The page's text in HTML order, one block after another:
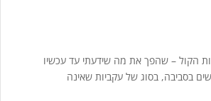
הקול – שהפך את מה שידעתי עד עכשיו
בסביבה, בסוג של עקביות שאינה